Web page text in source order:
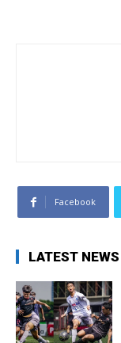
Facebook
LATEST NEWS